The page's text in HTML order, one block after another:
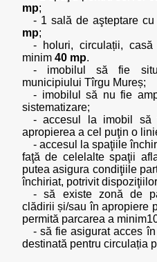
mp;
- 1 sală de aşteptare
mp;
- holuri, circulații,
minim 40 mp.
- imobilul să fie
municipiului Tîrgu Mureș;
- imobilul să nu fie
sistematizare;
- accesul la imobil
apropierea a cel puţin o
- accesul la spaţiile
faţă de celelalte spaţii
putea asigura condiţiile
închiriat, potrivit
- să existe zonă de
clădirii și/sau în apropiere
permită parcarea a
- să fie asigurat acces
destinată pentru circulația